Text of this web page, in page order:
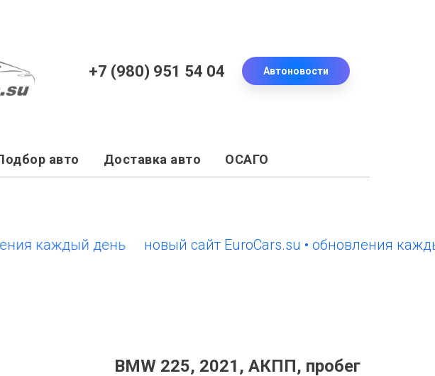
+7 (980) 951 54 04 Автоновости
авто Доставка авто ОСАГО
день новый сайт EuroCars.su • обновления каждый
BMW 225, 2021, АКПП, пробег